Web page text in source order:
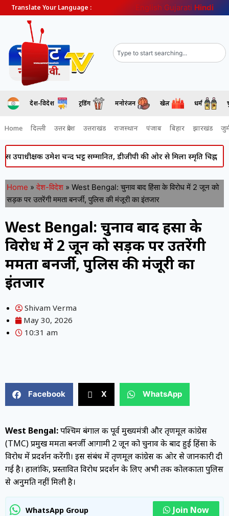
Translate Your Language : English Gujarati Hindi
देश-विदेश ट्रेंडिंग मनोरंजन खेल धर्म
Home दिल्ली उत्तर प्रदेश उत्तराखंड राजस्थान पंजाब बिहार झारखंड
उमेश चन्द भट्ट सम्मानित, डीजीपी की ओर से मिला स्मृति चिह्न Atiq
Home » देश-विदेश » West Bengal: चुनाव बाद हिंसा के विरोध में 2 जून को
सड़क पर उतरेंगी ममता बनर्जी, पुलिस की मंजूरी का इंतजार
West Bengal: चुनाव बाद हिंसा के
विरोध में 2 जून को सड़क पर उतरेंगी
ममता बनर्जी, पुलिस की मंजूरी का
इंतजार
Shivam Verma
May 30, 2026
10:31 am
Facebook X WhatsApp
West Bengal:पश्चिम बंगाल की पूर्व मुख्यमंत्री और तृणमूल कांग्रेस
(TMC) प्रमुख ममता बनर्जी आगामी 2 जून को चुनाव के बाद हुई हिंसा के
विरोध में प्रदर्शन करेंगी। इस संबंध में तृणमूल कांग्रेस की ओर से जानकारी दी
गई है। हालांकि, प्रस्तावित विरोध प्रदर्शन के लिए अभी तक कोलकाता पुलिस
से अनुमति नहीं मिली है।
WhatsApp Group Join Now